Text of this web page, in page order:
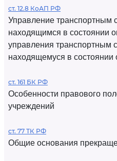
ст. 12.8 КоАП РФ
Управление транспортным
находящимся в состоянии
управления транспортным
находящемуся в состоянии
ст. 161 БК РФ
Особенности правового
учреждений
ст. 77 ТК РФ
Общие основания